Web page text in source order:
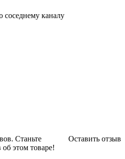
каналу
Оставить отзыв
Станьте
этом товаре!